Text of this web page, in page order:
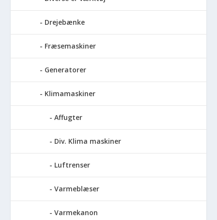
Drejebænke
Fræsemaskiner
Generatorer
Klimamaskiner
Affugter
Div. Klima maskiner
Luftrenser
Varmeblæser
Varmekanon